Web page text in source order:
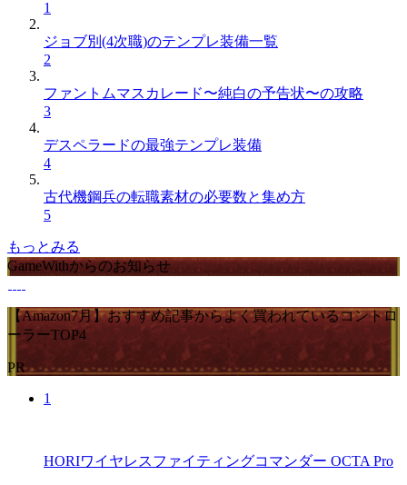
1
ジョブ別(4次職)のテンプレ装備一覧
2
ファントムマスカレード〜純白の予告状〜の攻略
3
デスペラードの最強テンプレ装備
4
古代機鋼兵の転職素材の必要数と集め方
5
もっとみる
GameWithからのお知らせ
【Amazon7月】おすすめ記事からよく買われているコントロ
ーラーTOP4
PR
1
HORIワイヤレスファイティングコマンダー OCTA Pro